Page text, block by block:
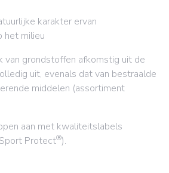
karakter ervan
het milieu
van grondstoffen afkomstig uit de
uit, evenals dat van bestraalde
middelen (assortiment
aan met kwaliteitslabels
Protect®).